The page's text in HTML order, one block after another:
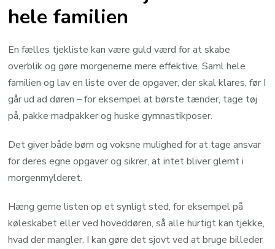
hele familien
En fælles tjekliste kan være guld værd for at skabe
overblik og gøre morgenerne mere effektive. Saml hele
familien og lav en liste over de opgaver, der skal klares, før I
går ud ad døren – for eksempel at børste tænder, tage tøj
på, pakke madpakker og huske gymnastikposer.
Det giver både børn og voksne mulighed for at tage ansvar
for deres egne opgaver og sikrer, at intet bliver glemt i
morgenmylderet.
Hæng gerne listen op et synligt sted, for eksempel på
køleskabet eller ved hoveddøren, så alle hurtigt kan tjekke,
hvad der mangler. I kan gøre det sjovt ved at bruge billeder